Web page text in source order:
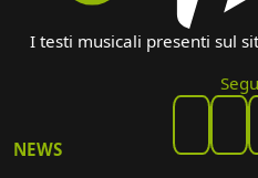
I testi musicali presenti sul
NEWS